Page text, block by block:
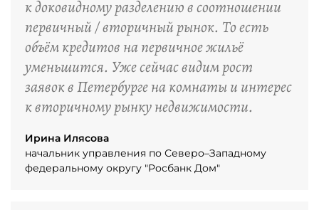
к доковидному разделению в соотношении
первичный / вторичный рынок. То есть
объём кредитов на первичное жильё
уменьшится. Уже сейчас видим рост
заявок в Петербурге на комнаты и интерес
к вторичному рынку недвижимости.
Ирина Илясова
начальник управления по Северо–Западному
федеральному округу "Росбанк Дом"